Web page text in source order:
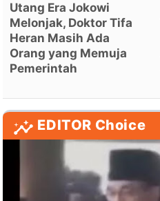
Utang Era Jokowi
Melonjak, Doktor Tifa
Heran Masih Ada
Orang yang Memuja
Pemerintah
EDITOR Choice